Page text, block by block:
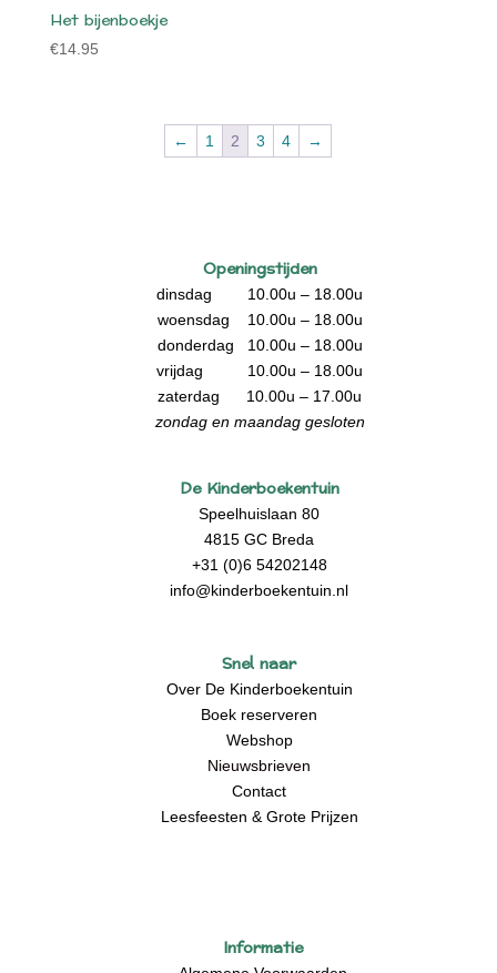
Het bijenboekje
€14.95
← 1 2 3 4 →
Openingstijden
dinsdag 10.00u – 18.00u
woensdag 10.00u – 18.00u
donderdag 10.00u – 18.00u
vrijdag 10.00u – 18.00u
zaterdag 10.00u – 17.00u
zondag en maandag gesloten
De Kinderboekentuin
Speelhuislaan 80
4815 GC Breda
+31 (0)6 54202148
info@kinderboekentuin.nl
Snel naar
Over De Kinderboekentuin
Boek reserveren
Webshop
Nieuwsbrieven
Contact
Leesfeesten & Grote Prijzen
Informatie